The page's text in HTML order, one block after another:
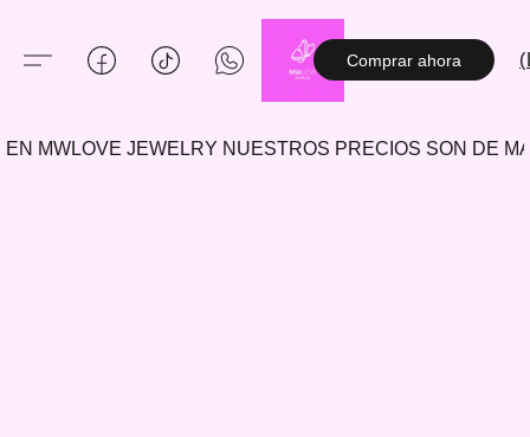
Comprar ahora
EN MWLOVE JEWELRY NUESTROS PRECIOS SON DE